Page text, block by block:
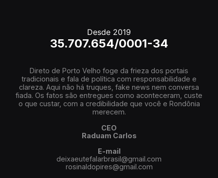
Desde 2019
35.707.654/0001-34
Direto de Porto Velho foge da frieza dos portais
tradicionais e fala de política com responsabilidade e
clareza. Aqui não há truques, fake news nem conversa
fiada. Os fatos são entregues como aconteceram, custe
o que custar, com a credibilidade que você e Rondônia
merecem.
CEO
Raduam Carlos
E-mail
deixaeutefalarbrasil@gmail.com
rosinaldopires@gmail.com